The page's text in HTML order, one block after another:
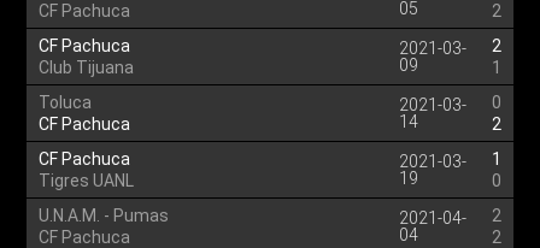
CF Pachuca
05
2
CF Pachuca
Club Tijuana
2021-03-
09
2
1
Toluca
CF Pachuca
2021-03-
14
0
2
CF Pachuca
Tigres UANL
2021-03-
19
1
0
U.N.A.M. - Pumas
CF Pachuca
2021-04-
04
2
2